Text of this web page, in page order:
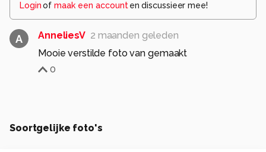
Loginof maak een account en discussieer mee!
A AnneliesV 2 maanden geleden
Mooie verstilde foto van gemaakt
0
Soortgelijke foto's